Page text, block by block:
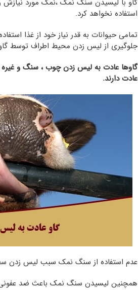
گاو با لیسیدن سنگ نمک ،نمک مورد نیازش
استفاده نخواهد کرد.
تمامی حیوانات به قدر نیاز خود از غذا
جلوگیری از لیس زدن محیط اطراف توسط
گاوها عادت به لیس زدن چوب ، سنگ و غیره
عادت دارند.
عدم استفاده از سنگ نمک سبب لیس زدن
همچنین لیسیدن سنگ نمک باعث ضد